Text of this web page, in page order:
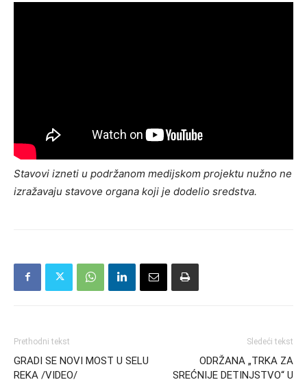
Stavovi izneti u podržanom medijskom projektu nužno ne
izražavaju stavove organa koji je dodelio sredstva.
Prethodni tekst
GRADI SE NOVI MOST U SELU
REKA /VIDEO/
Sledeći tekst
ODRŽANA „TRKA ZA
SREĆNIJE DETINJSTVO“ U